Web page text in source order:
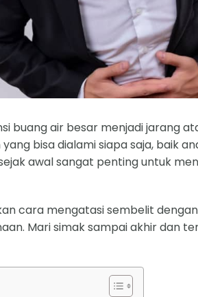
buang air besar menjadi jarang
bisa dialami siapa saja, baik
awal sangat penting untuk
cara mengatasi sembelit
Mari simak sampai akhir dan